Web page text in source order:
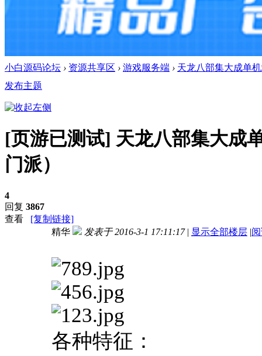
小白源码论坛 › 资源共享区 › 游戏服务端 › 天龙八部集大成单
发布主题
[页游已测试] 天龙八部集大成
门派）
4
回复 3867
查看
[复制链接]
精华 发表于 2016-3-1 17:11:17 | 显示全部楼层 |
各种特征：